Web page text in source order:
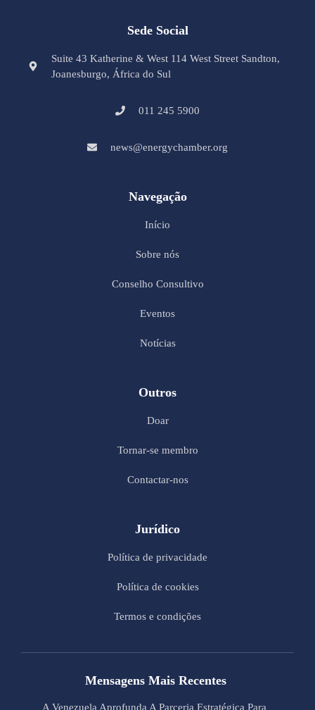
Sede Social
Suite 43 Katherine & West 114 West Street Sandton,
Joanesburgo, África do Sul
011 245 5900
news@energychamber.org
Navegação
Início
Sobre nós
Conselho Consultivo
Eventos
Notícias
Outros
Doar
Tornar-se membro
Contactar-nos
Jurídico
Política de privacidade
Política de cookies
Termos e condições
Mensagens Mais Recentes
A Venezuela Aprofunda A Parceria Estratégica Para